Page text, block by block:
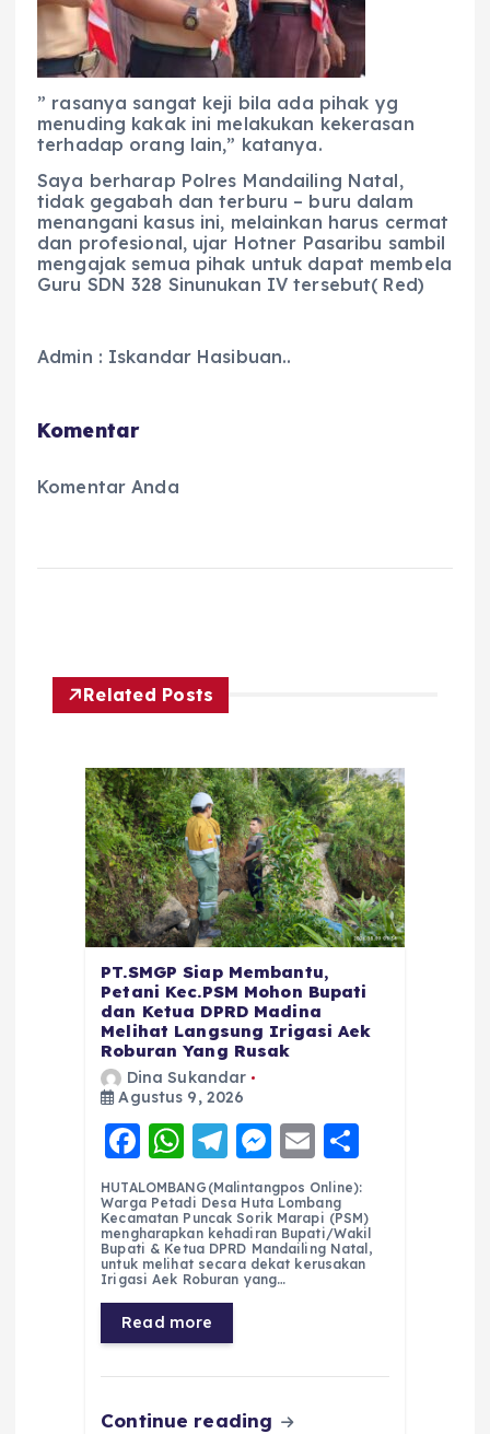
” rasanya sangat keji bila ada pihak yg
menuding kakak ini melakukan kekerasan
terhadap orang lain,” katanya.
Saya berharap Polres Mandailing Natal,
tidak gegabah dan terburu – buru dalam
menangani kasus ini, melainkan harus cermat
dan profesional, ujar Hotner Pasaribu sambil
mengajak semua pihak untuk dapat membela
Guru SDN 328 Sinunukan IV tersebut( Red)
Admin : Iskandar Hasibuan..
Komentar
Komentar Anda
Related Posts
PT.SMGP Siap Membantu,
Petani Kec.PSM Mohon Bupati
dan Ketua DPRD Madina
Melihat Langsung Irigasi Aek
Roburan Yang Rusak
Dina Sukandar
Agustus 9, 2026
F
a
c
e
b
o
o
k
W
h
a
ts
A
p
p
T
el
e
g
r
a
m
M
e
ss
e
n
E
m
ai
l
h
a
re
HUTALOMBANG(Malintangpos Online):
Warga Petadi Desa Huta Lombang
Kecamatan Puncak Sorik Marapi (PSM)
mengharapkan kehadiran Bupati/Wakil
Bupati & Ketua DPRD Mandailing Natal,
untuk melihat secara dekat kerusakan
Irigasi Aek Roburan yang…
Read more
Continue reading